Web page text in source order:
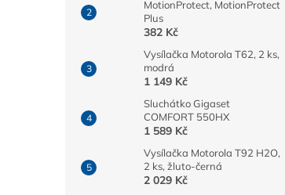
MotionProtect, MotionProtect
Plus
382 Kč
Vysílačka Motorola T62, 2 ks,
modrá
1 149 Kč
Sluchátko Gigaset
COMFORT 550HX
1 589 Kč
Vysílačka Motorola T92 H2O,
2 ks, žluto-černá
2 029 Kč